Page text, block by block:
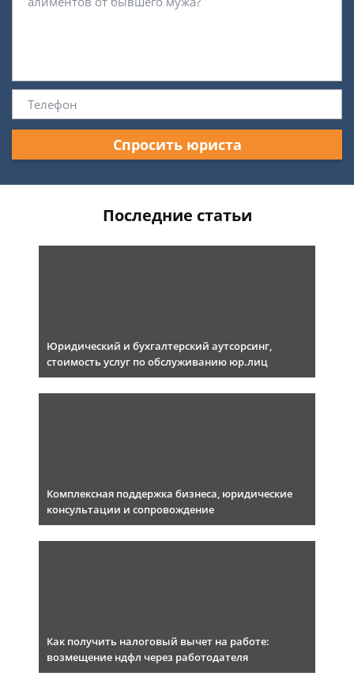
Спросить юриста
Последние статьи
Юридический и бухгалтерский аутсорсинг,
стоимость услуг по обслуживанию юр.лиц
Комплексная поддержка бизнеса, юридические
консультации и сопровождение
Как получить налоговый вычет на работе:
возмещение ндфл через работодателя